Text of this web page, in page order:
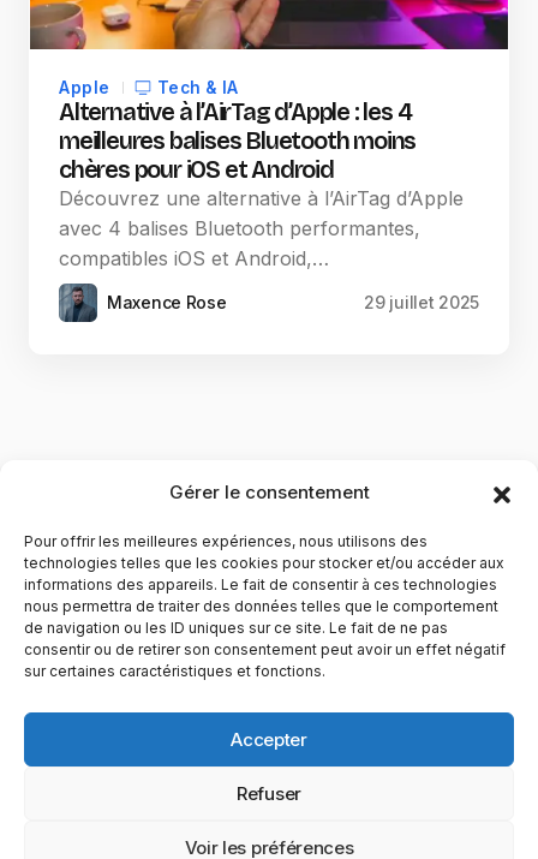
Gérer le consentement
Pour offrir les meilleures expériences, nous utilisons des
technologies telles que les cookies pour stocker et/ou accéder aux
informations des appareils. Le fait de consentir à ces technologies
nous permettra de traiter des données telles que le comportement
de navigation ou les ID uniques sur ce site. Le fait de ne pas
consentir ou de retirer son consentement peut avoir un effet négatif
sur certaines caractéristiques et fonctions.
Accepter
Refuser
Voir les préférences
Apple Tech & IA
Alternative à l’AirTag d’Apple : les 4
meilleures balises Bluetooth moins
chères pour iOS et Android
Découvrez une alternative à l’AirTag d’Apple
avec 4 balises Bluetooth performantes,
compatibles iOS et Android,…
Maxence Rose 29 juillet 2025
YubiGeek est un média français dédié aux nouvelles
technologies, à la culture geek et au numérique. Fondé par
du web, du gaming et de la science, avec une approche